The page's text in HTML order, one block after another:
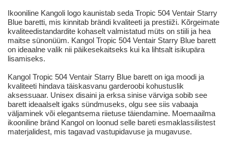
Ikooniline Kangoli logo kaunistab seda Tropic 504 Ventair Starry
Blue baretti, mis kinnitab brändi kvaliteeti ja prestiiži. Kõrgeimate
kvaliteedistandardite kohaselt valmistatud müts on stiili ja hea
maitse sünonüüm. Kangol Tropic 504 Ventair Starry Blue barett
on ideaalne valik nii päikesekaitseks kui ka lihtsalt isikupära
lisamiseks.
Kangol Tropic 504 Ventair Starry Blue barett on iga moodi ja
kvaliteeti hindava täiskasvanu garderoobi kohustuslik
aksessuaar. Unisex disaini ja erksa sinise värviga sobib see
barett ideaalselt igaks sündmuseks, olgu see siis vabaaja
väljaminek või elegantsema riietuse täiendamine. Moemaailma
ikooniline bränd Kangol on loonud selle bareti esmaklassilistest
materjalidest, mis tagavad vastupidavuse ja mugavuse.